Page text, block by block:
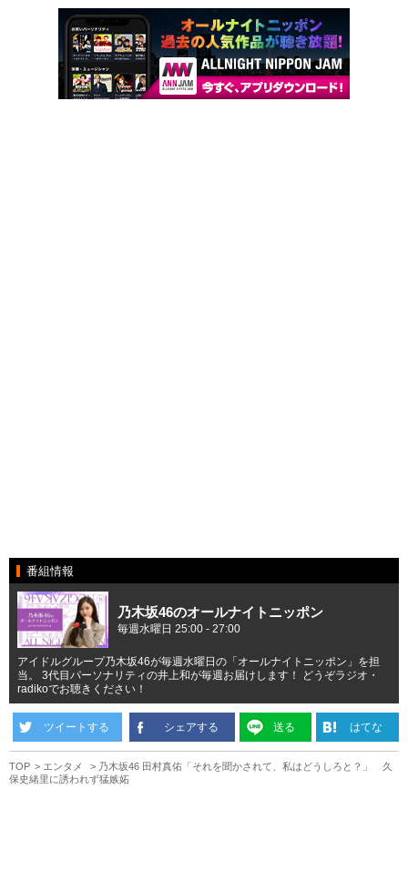
番組情報
乃木坂46のオールナイトニッポン
毎週水曜日 25:00 - 27:00
アイドルグループ乃木坂46が毎週水曜日の「オールナイトニッポン」を担
当。 3代目パーソナリティの井上和が毎週お届けします！ どうぞラジオ・
radikoでお聴きください！
ツイートする シェアする 送る はてな
TOP エンタメ
乃木坂46 田村真佑「それを聞かされて、私はどうしろと？」 久
保史緒里に誘われず猛嫉妬